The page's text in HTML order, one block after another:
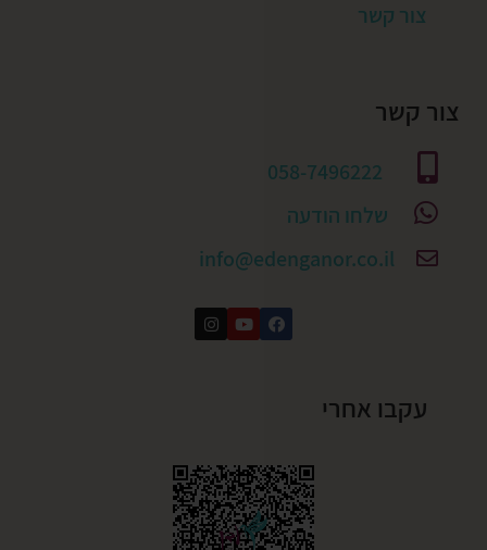
צור קשר
צור קשר
058-7496222
שלחו הודעה
info@edenganor.co.il
עקבו אחרי